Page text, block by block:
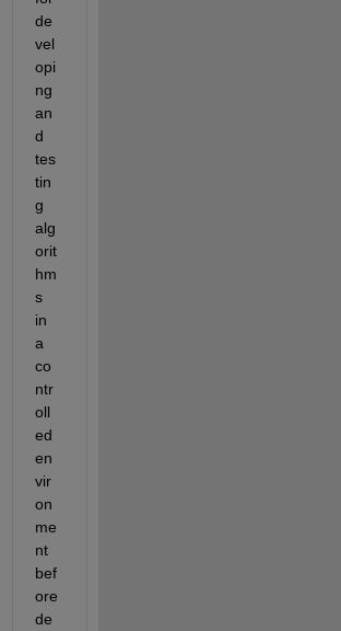
de
vel
opi
ng
an
d
tes
tin
g
alg
orit
hm
s
in
a
co
ntr
oll
ed
en
vir
on
me
nt
bef
ore
de